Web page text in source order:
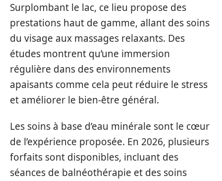
Surplombant le lac, ce lieu propose des
prestations haut de gamme, allant des soins
du visage aux massages relaxants. Des
études montrent qu’une immersion
régulière dans des environnements
apaisants comme cela peut réduire le stress
et améliorer le bien-être général.
Les soins à base d’eau minérale sont le cœur
de l’expérience proposée. En 2026, plusieurs
forfaits sont disponibles, incluant des
séances de balnéothérapie et des soins